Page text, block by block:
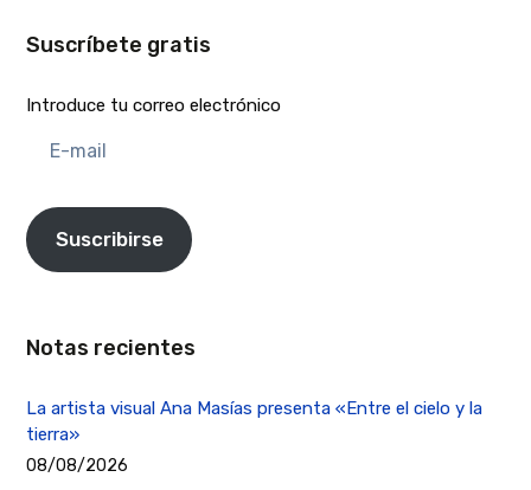
Suscríbete gratis
Introduce tu correo electrónico
mail
Suscribirse
Notas recientes
La artista visual Ana Masías presenta «Entre el cielo y la
tierra»
08/08/2026